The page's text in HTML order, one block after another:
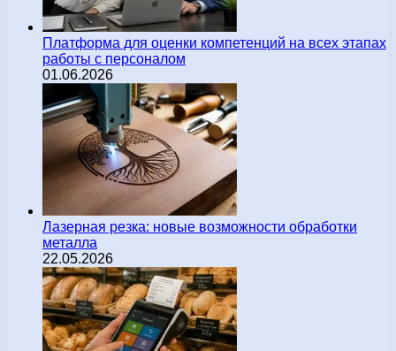
Платформа для оценки компетенций на всех этапах
работы с персоналом
01.06.2026
Лазерная резка: новые возможности обработки
металла
22.05.2026